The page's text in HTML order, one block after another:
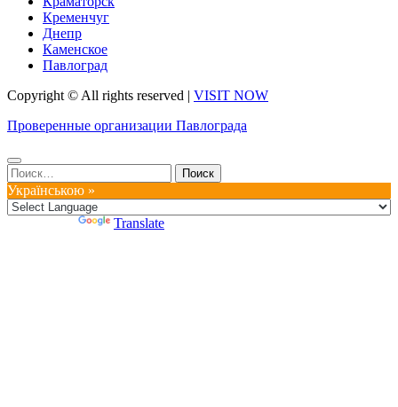
Кременчуг
Днепр
Каменское
Павлоград
Copyright © All rights reserved | VISIT NOW
Проверенные организации Павлограда
Найти:
Українською »
Translate